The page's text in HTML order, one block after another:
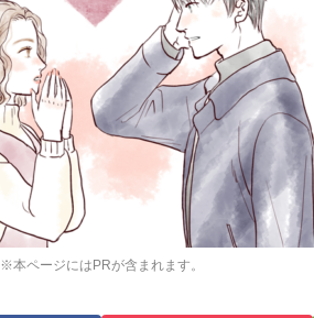
※本ページにはPRが含まれます。